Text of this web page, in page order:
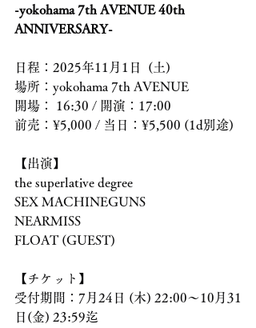
-yokohama 7th AVENUE 40th
ANNIVERSARY-
日程：2025年11月1日  (土)
場所：yokohama 7th AVENUE
開場： 16:30 / 開演：17:00
前売：¥5,000 / 当日：¥5,500 (1d別途)
【出演】
the superlative degree
SEX MACHINEGUNS
NEARMISS
FLOAT (GUEST)
【チケット】
受付期間：7月24日 (木) 22:00～10月31
日(金) 23:59迄